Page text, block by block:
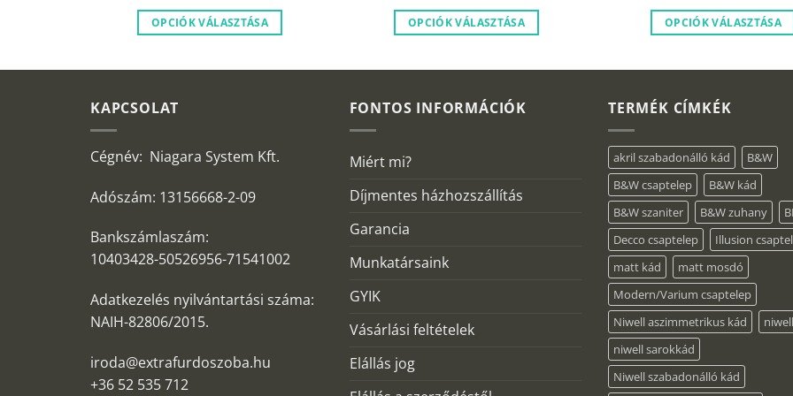
169
000 Ft.
129
OPCIÓK VÁLASZTÁSA
156
000 Ft.
119
OPCIÓK VÁLASZTÁSA
158
600 Ft.
OPCIÓK VÁLASZTÁSA
KAPCSOLAT
Cégnév: Niagara System Kft.
Adószám: 13156668-2-09
Bankszámlaszám:
10403428-50526956-71541002
Adatkezelés nyilvántartási száma:
NAIH-82806/2015.
iroda@extrafurdoszoba.hu
+36 52 535 712
FONTOS INFORMÁCIÓK
Miért mi?
Díjmentes házhozszállítás
Garancia
Munkatársaink
GYIK
Vásárlási feltételek
Elállás jog
TERMÉK CÍMKÉK
akril szabadonálló kád
B&W
B&W csaptelep
B&W kád
B&W szaniter
B&W zuhany
Decco csaptelep
Illusion
matt kád
matt mosdó
Modern/Varium csaptelep
Niwell aszimmetrikus kád
niwell sarokkád
Niwell szabadonálló kád